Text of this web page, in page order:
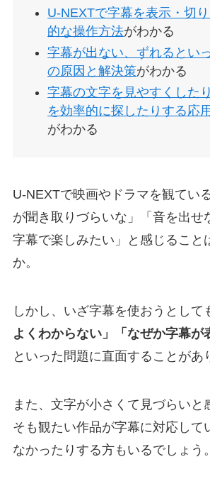
U-NEXTで字幕を表示・切
的な操作方法がわかる
字幕が出ない、ずれるとい
の原因と解決策がわかる
字幕の文字を見やすくした
を効率的に探したりする応
がわかる
U-NEXTで映画やドラマを観てい
が聞き取りづらいな」「音を出せ
字幕で楽しみたい」と感じること
か。
しかし、いざ字幕を使おうとして
よくわからない」「なぜか字幕が
といった問題に直面することがあ
また、文字が小さくて見づらいと
そも観たい作品が字幕に対応して
なかったりする方もいるでしょう。